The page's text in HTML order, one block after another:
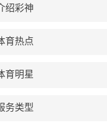
绍彩神
育热点
育明星
务类型